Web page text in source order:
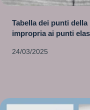
Tabella dei punti
impropria ai punti
24/03/2025